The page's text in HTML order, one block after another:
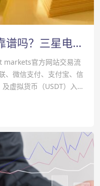
cpt markets平台开户靠谱吗？三星电子预计利润将增长近三倍-cpt markets官网
markets官方网站交易流
、微信支付、支付宝、信
虚拟货币（USDT）‌入